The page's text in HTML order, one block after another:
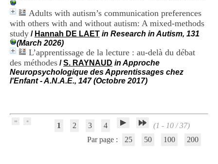
Adults with autism’s communication preferences
with others with and without autism: A mixed-methods
study / Hannah DE LAET in Research in Autism, 131
(March 2026)
L’apprentissage de la lecture : au-delà du débat
des méthodes /S. RAYNAUD in Approche
Neuropsychologique des Apprentissages chez
l'Enfant - A.N.A.E., 147 (Octobre 2017)
1 2 3 4
(1 - 10 / 37)
Par page :
25 50 100 200
l
i
e
r
e
V
i
n
r